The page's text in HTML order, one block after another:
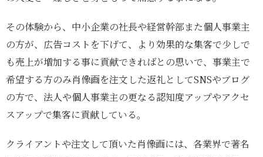
その体験から、中小企業の社長や経営幹部また個人事業主
の方が、広告コストを下げて、より効果的な集客で少しで
も売上が増加する事に貢献できればとの思いで、事業主で
希望する方のみ肖像画を注文した返礼としてSNSやブログ
の方で、法人や個人事業主の更なる認知度アップやアクセ
スアップで集客に貢献している。
クライアントや注文して頂いた肖像画には、各業界で著名